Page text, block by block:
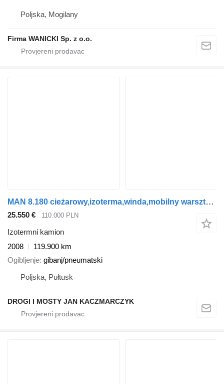
Poljska, Mogilany
Firma WANICKI Sp. z o.o.
MAN 8.180 cieżarowy,izoterma,winda,mobilny warsztat,dubel kabina
25.550 € 110.000 PLN
Izotermni kamion
2008
119.900 km
Ogibljenje gibanj/pneumatski
Poljska, Pułtusk
DROGI I MOSTY JAN KACZMARCZYK